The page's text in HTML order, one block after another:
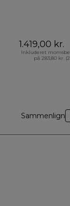
1.419,00 kr.
Inkluderet
på 283,80 kr.
Sammenlign